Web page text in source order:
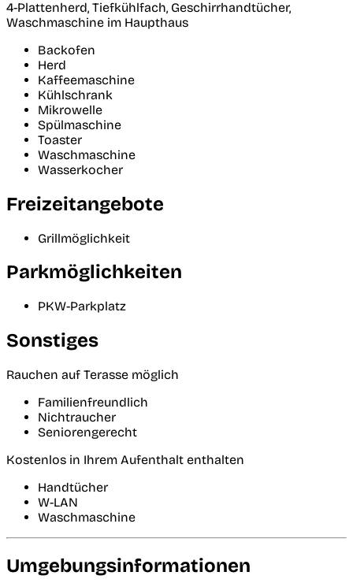
4-Plattenherd, Tiefkühlfach, Geschirrhandtücher,
Waschmaschine im Haupthaus
Backofen
Herd
Kaffeemaschine
Kühlschrank
Mikrowelle
Spülmaschine
Toaster
Waschmaschine
Wasserkocher
Freizeitangebote
Grillmöglichkeit
Parkmöglichkeiten
PKW-Parkplatz
Sonstiges
Rauchen auf Terasse möglich
Familienfreundlich
Nichtraucher
Seniorengerecht
Kostenlos in Ihrem Aufenthalt enthalten
Handtücher
W-LAN
Waschmaschine
Umgebungsinformationen